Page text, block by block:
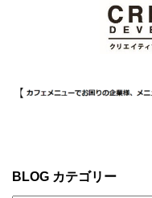
BLOG カテゴリー